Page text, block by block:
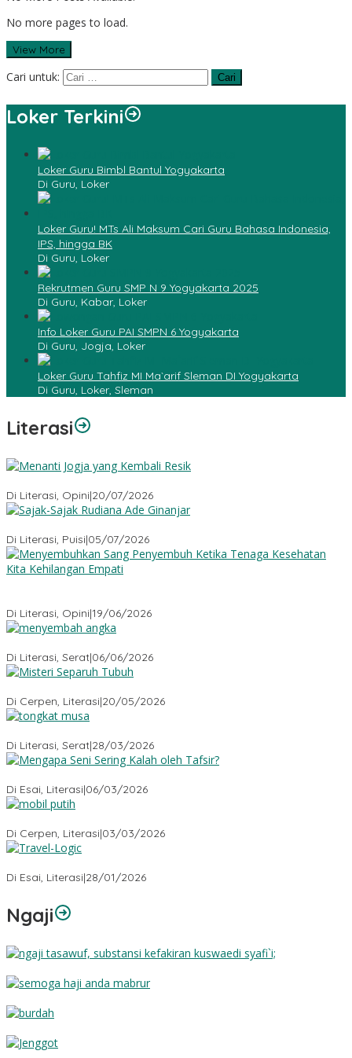
No more pages to load.
View More
Cari untuk:
Loker Terkini
Loker Guru Bimbl Bantul Yogyakarta
Di Guru, Loker
Loker Guru! MTs Ali Maksum Cari Guru Bahasa Indonesia,
IPS, hingga BK
Di Guru, Loker
Rekrutmen Guru SMP N 9 Yogyakarta 2025
Di Guru, Kabar, Loker
Info Loker Guru PAI SMPN 6 Yogyakarta
Di Guru, Jogja, Loker
Loker Guru Tahfiz MI Ma`arif Sleman DI Yogyakarta
Di Guru, Loker, Sleman
Literasi
Di Literasi, Opini|20/07/2026
Di Literasi, Puisi|05/07/2026
Di Literasi, Opini|19/06/2026
Di Literasi, Serat|06/06/2026
Di Cerpen, Literasi|20/05/2026
Di Literasi, Serat|28/03/2026
Di Esai, Literasi|06/03/2026
Di Cerpen, Literasi|03/03/2026
Di Esai, Literasi|28/01/2026
Ngaji